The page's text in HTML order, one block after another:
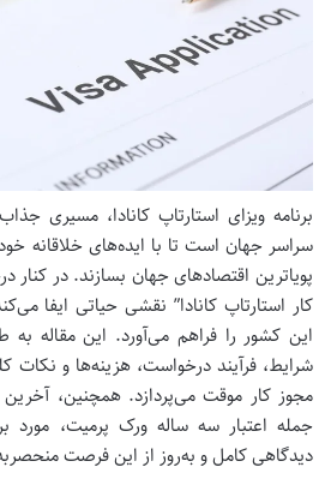
برنامه ویزای استارتاپ کانادا، مسیری
سراسر جهان است تا با ایده‌های خلاقانه
پویاترین اقتصادهای جهان بسازند. در کنار
کار استارتاپ کانادا” نقشی حیاتی ایفا
این کشور را فراهم می‌آورد. این مقاله به
شرایط، فرآیند درخواست، هزینه‌ها و نکات
مجوز کار موقت می‌پردازد. همچنین، آخرین
جمله اعتبار سه ساله ورک پرمیت، مورد
دیدگاهی کامل و به‌روز از این فرصت